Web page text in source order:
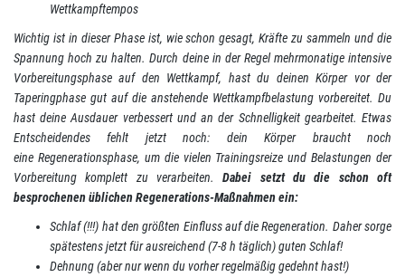
Wettkampftempos
Wichtig ist in dieser Phase ist, wie schon gesagt, Kräfte zu sammeln und die
Spannung hoch zu halten. Durch deine in der Regel mehrmonatige intensive
Vorbereitungsphase auf den Wettkampf, hast du deinen Körper vor der
Taperingphase gut auf die anstehende Wettkampfbelastung vorbereitet. Du
hast deine Ausdauer verbessert und an der Schnelligkeit gearbeitet. Etwas
Entscheidendes fehlt jetzt noch: dein Körper braucht noch
eine Regenerationsphase, um die vielen Trainingsreize und Belastungen der
Vorbereitung komplett zu verarbeiten.Dabei setzt du die schon oft
besprochenen üblichen Regenerations-Maßnahmen ein:
Schlaf (!!!) hat den größten Einfluss auf die Regeneration. Daher sorge
spätestens jetzt für ausreichend (7-8 h täglich) guten Schlaf!
Dehnung (aber nur wenn du vorher regelmäßig gedehnt hast!)